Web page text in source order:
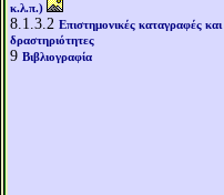
κ.λ.π.)
8.1.3.2 Επιστημονικές καταγραφές και
δραστηριότητες
9 Βιβλιογραφία